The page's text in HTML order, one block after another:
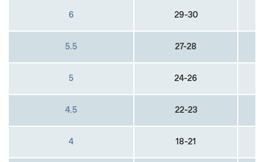
6 29-30
5.5 27-28
5 24-26
4.5 22-23
4 18-21